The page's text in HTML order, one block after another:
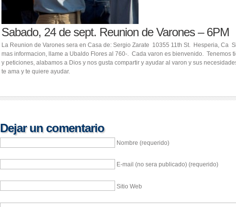
Sabado, 24 de sept. Reunion de Varones – 6PM
La Reunion de Varones sera en Casa de: Sergio Zarate 10355 11th St. Hesperia, Ca
mas informacion, llame a Ubaldo Flores al 760-. Cada varon es bienvenido. Tenemos
y peticiones, alabamos a Dios y nos gusta compartir y ayudar al varon y sus
te ama y te quiere ayudar.
Dejar un comentario
Nombre (requerido)
E-mail (no sera publicado) (requerido)
Sitio Web